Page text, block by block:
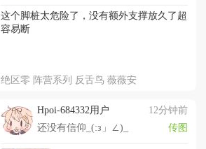
这个脚桩太危险了，没有额外支撑放久了超
容易断
绝区零 阵营系列 反舌鸟 薇薇安
Hpoi-684332用户
12分钟前
还没有信仰_(:з」∠)_
传图